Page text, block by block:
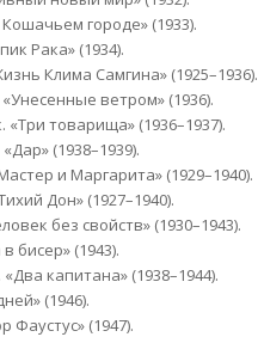
городе» (1933).
Рака» (1934).
Клима Самгина» (1925–1936).
ветром» (1936).
товарища» (1936–1937).
(1938–1939).
и Маргарита» (1929–1940).
Дон» (1927–1940).
без свойств» (1930–1943).
бисер» (1943).
капитана» (1938–1944).
(1946).
Фаустус» (1947).